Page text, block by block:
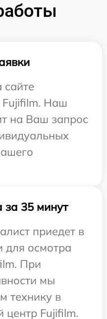
сайте
Fujifilm. Наш
на Ваш запрос
за 35 минут
приедет в
для осмотра
При
мы
технику в
центр Fujifilm.